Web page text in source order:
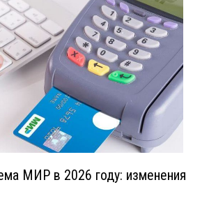
МИР в 2026 году: изменения